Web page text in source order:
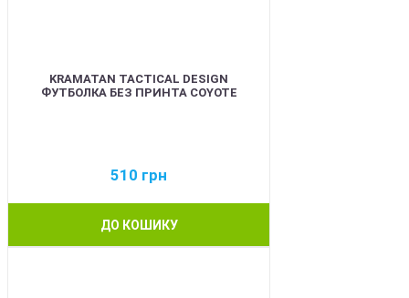
KRAMATAN TACTICAL DESIGN
ФУТБОЛКА БЕЗ ПРИНТА COYOTE
510 грн
ДО КОШИКУ